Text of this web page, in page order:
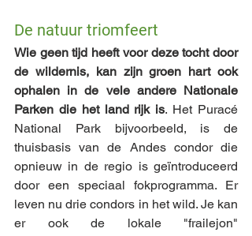
De natuur triomfeert
Wie geen tijd heeft voor deze tocht door
de wildernis, kan zijn groen hart ook
ophalen in de vele andere Nationale
Parken die het land rijk is. Het Puracé
National Park bijvoorbeeld, is de
thuisbasis van de Andes condor die
opnieuw in de regio is geïntroduceerd
door een speciaal fokprogramma. Er
leven nu drie condors in het wild. Je kan
er ook de lokale "frailejon"